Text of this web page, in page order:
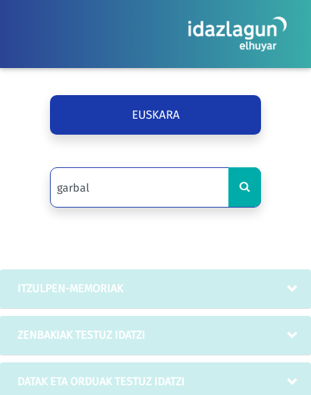
EUSKARA
ITZULPEN-MEMORIAK
ZENBAKIAK TESTUZ IDATZI
DATAK ETA ORDUAK TESTUZ IDATZI